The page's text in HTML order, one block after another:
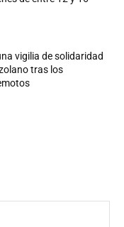
vigilia de solidaridad
tras los